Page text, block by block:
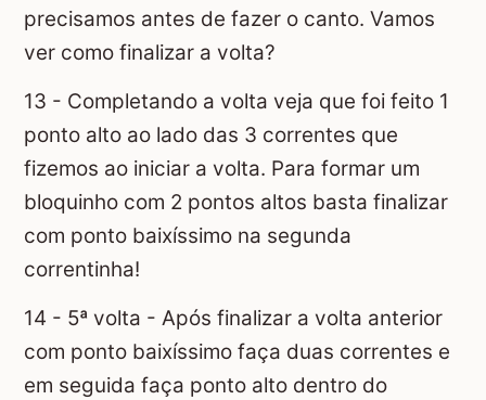
precisamos antes de fazer o canto. Vamos
ver como finalizar a volta?
13 - Completando a volta veja que foi feito 1
ponto alto ao lado das 3 correntes que
fizemos ao iniciar a volta. Para formar um
bloquinho com 2 pontos altos basta finalizar
com ponto baixíssimo na segunda
correntinha!
14 - 5ª volta - Após finalizar a volta anterior
com ponto baixíssimo faça duas correntes e
em seguida faça ponto alto dentro do